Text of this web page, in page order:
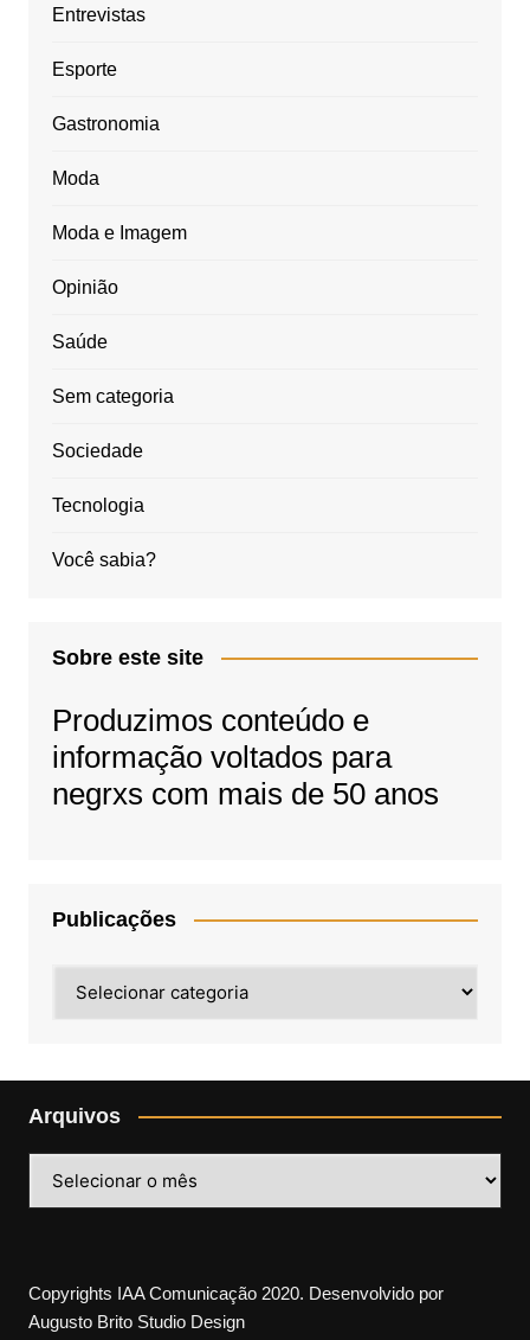
Entrevistas
Esporte
Gastronomia
Moda
Moda e Imagem
Opinião
Saúde
Sem categoria
Sociedade
Tecnologia
Você sabia?
Sobre este site
Produzimos conteúdo e
informação voltados para
negrxs com mais de 50 anos
Publicações
Arquivos
Copyrights IAA Comunicação 2020. Desenvolvido por
Augusto Brito Studio Design